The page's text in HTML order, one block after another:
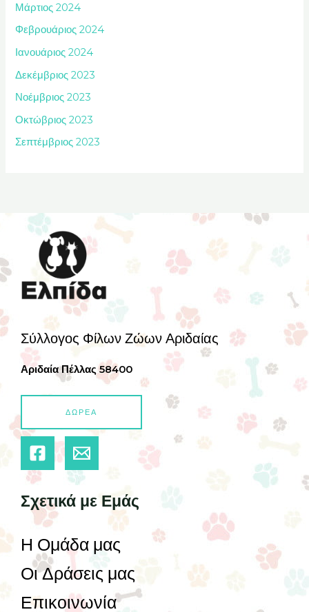
Μάρτιος 2024
Φεβρουάριος 2024
Ιανουάριος 2024
Δεκέμβριος 2023
Νοέμβριος 2023
Οκτώβριος 2023
Σεπτέμβριος 2023
Σύλλογος Φίλων Ζώων Αριδαίας
Αριδαία Πέλλας 58400
ΔΩΡΕΑ
Σχετικά με Εμάς
Η Ομάδα μας
Οι Δράσεις μας
Επικοινωνία